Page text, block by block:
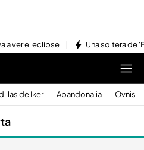
a ver el eclipse Una soltera de
de Iker Abandonalia Ovnis